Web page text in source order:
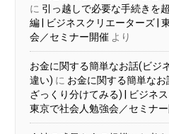
に 引っ越しで必要な手続きを
編 | ビジネスクリエーターズ |
会／セミナー開催 より
お金に関する簡単なお話(ビジ
違い) に お金に関する簡単な
ざっくり分けてみる) | ビジネス
東京で社会人勉強会／セミナ